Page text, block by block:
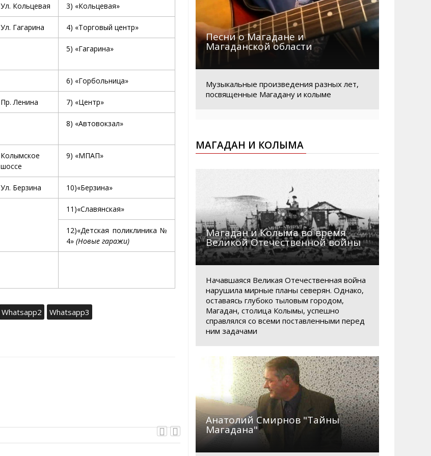
Ул. Кольцевая 3) «Кольцевая»
Ул. Гагарина 4) «Торговый центр»
5) «Гагарина»
6) «Горбольница»
Пр. Ленина 7) «Центр»
8) «Автовокзал»
Колымское
шоссе
9) «МПАП»
Ул. Берзина 10)«Берзина»
11)«Славянская»
12)«Детская поликли­ника №
4» (Новые гаражи)
Whatsapp2 Whatsapp3
Песни о Магадане и
Магаданской области
Музыкальные произведения разных лет,
посвященные Магадану и колыме
МАГАДАН И КОЛЫМА
Магадан и Колыма во время
Великой Отечественной войны
Начавшаяся Великая Отечественная война
нарушила мирные планы северян. Однако,
оставаясь глубоко тыловым городом,
Магадан, столица Колымы, успешно
справлялся со всеми поставленными перед
ним задачами
Анатолий Смирнов "Тайны
Магадана"